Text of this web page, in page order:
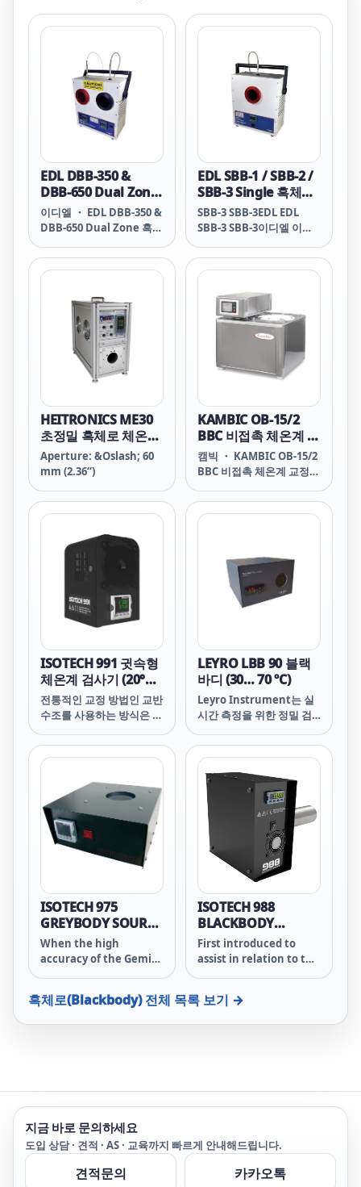
EDL DBB-350 &
DBB-650 Dual Zone
흑체로
(-20℃..350/650℃)
이디엘 ・ EDL DBB-350 &
DBB-650 Dual Zone 흑체
DBB-350 & DBB-650
Dual Black Body
DBB-350 Low Range:
-20° to 135° C High
Range: 20° to 350° C
DBB-650 Low Range:
-20° to 135° C High
Range: 20° to 650° C
DBB-650 DBB-650 EDL
EDL DBB-650 DBB-650 이
디엘 이디엘 DBB-650
DBB-350 DB
EDL SBB-1 / SBB-2 /
SBB-3 Single 흑체로
(-30℃..+110/350/650
℃)
SBB-3 SBB-3EDL EDL
SBB-3 SBB-3이디엘 이디
EDL EDL SBB-2 SBB-2이
디엘 이디엘SBB-2 SBB-1
SBB-1 EDL EDLSBB-1
SBB-1이디엘 이디엘 SBB-
1 SBB 3 SBB 3EDL EDL
SBB 3 SBB 3이디엘 이디
엘 SBB 3 SBB 2 SBB 2
EDL EDL SBB 2 SBB 2이디
엘 이디엘SBB 2 SBB 1
SBB 1 EDL EDLSBB 1 SBB
1이디엘 이디엘 SBB 1
HEITRONICS ME30
초정밀 흑체로 체온계
교정 등
(-20/50/-350℃)
Aperture: &Oslash; 60
mm (2.36“)
KAMBIC OB-15/2
BBC 비접촉 체온계 교
정시스템 (30 ºC ...
130 ºC)
캠빅 ・ KAMBIC OB-15/2
BBC 비접촉 체온계 교정시
Contact Thermometer
Calibrator Blackbody
calibration fluid bath
Metrological
uniformity and
stability in mK range
PRT or SPRT for
monitoring fluid
stability Temperature
range: 30
ISOTECH 991 귓속형
체온계 검사기 (20°C ~
50°C)
전통적인 교정 방법인 교반
수조를 사용하는 방식은 번
수 없기 때문에, 특히 실험
실 외부에서 빈번한 교정이
설에 물리적, 재정적 부담
을 줍니다.
LEYRO LBB 90 블랙
바디 (30… 70 ºC)
Leyro Instrument는 실
시간 측정을 위한 정밀 검
화상 카메라 제조사에 빠른
대응을 제공하고 있습니다.
ISOTECH 975
GREYBODY SOURCE
(50°C to 350°C)
When the high
accuracy of the Gemini
effective solution for
ISOTECH 988
BLACKBODY
SOURCE (20°C to
45°C)
First introduced to
assist in relation to the
Model 988 is now
measure human skin
temperature in
screening of
applications. It can
also be used to check
흑체로(Blackbody)전체 목록 보기 →
지금 바로 문의하세요
도입 상담 · 견적 · AS · 교육까지 빠르게 안내해드립니다.
견적문의 카카오톡